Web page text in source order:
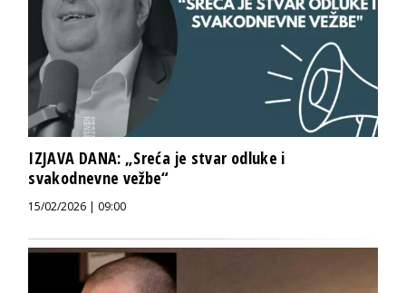
IZJAVA DANA: „Sreća je stvar odluke i
svakodnevne vežbe“
15/02/2026 | 09:00